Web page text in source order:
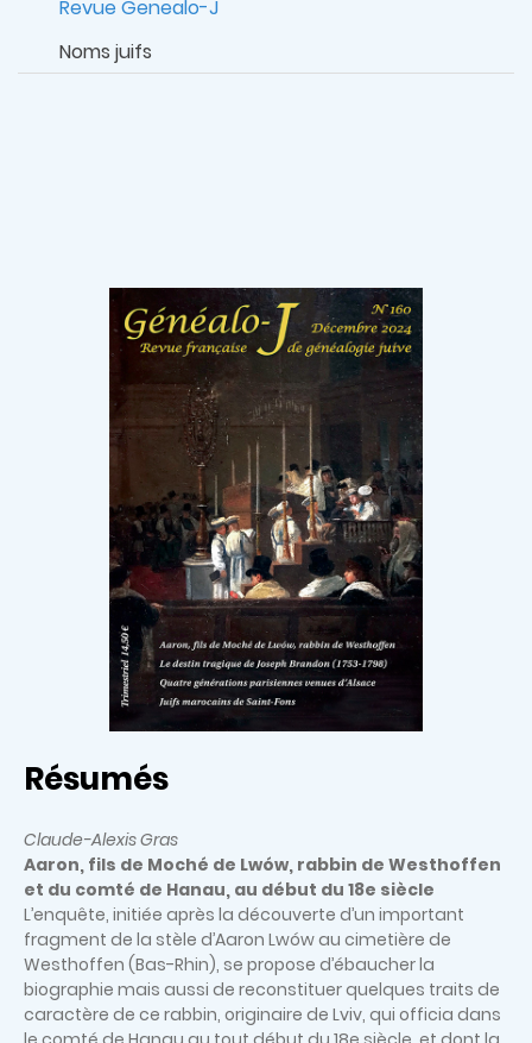
Revue Genealo-J
Noms juifs
Résumés
Claude-Alexis Gras
Aaron, fils de Moché de Lwów, rabbin de Westhoffen
et du comté de Hanau, au début du 18e siècle
L’enquête, initiée après la découverte d’un important
fragment de la stèle d’Aaron Lwów au cimetière de
Westhoffen (Bas-Rhin), se propose d’ébaucher la
biographie mais aussi de reconstituer quelques traits de
caractère de ce rabbin, originaire de Lviv, qui officia dans